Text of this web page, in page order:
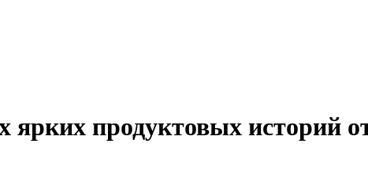
ярких продуктовых историй